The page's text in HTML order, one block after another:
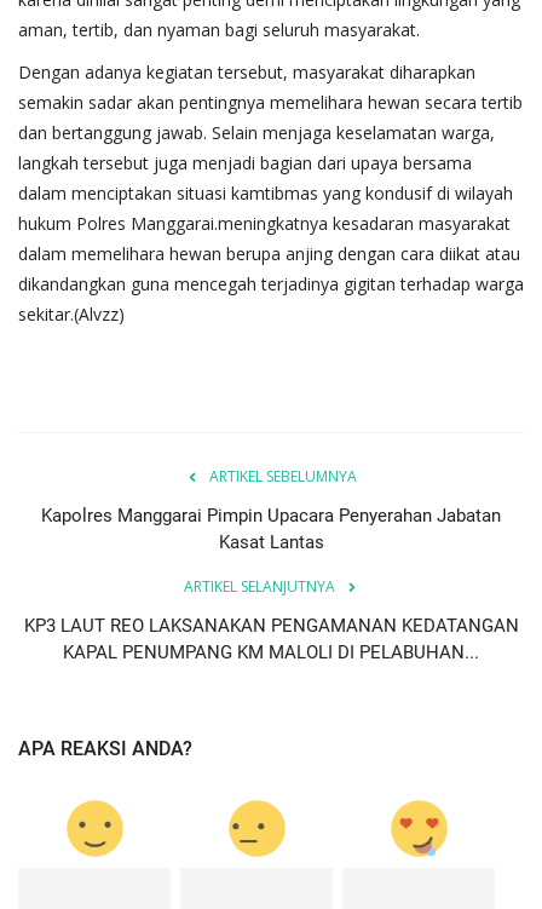
aman, tertib, dan nyaman bagi seluruh masyarakat.
Dengan adanya kegiatan tersebut, masyarakat diharapkan
semakin sadar akan pentingnya memelihara hewan secara tertib
dan bertanggung jawab. Selain menjaga keselamatan warga,
langkah tersebut juga menjadi bagian dari upaya bersama
dalam menciptakan situasi kamtibmas yang kondusif di wilayah
hukum Polres Manggarai.meningkatnya kesadaran masyarakat
dalam memelihara hewan berupa anjing dengan cara diikat atau
dikandangkan guna mencegah terjadinya gigitan terhadap warga
sekitar.(Alvzz)
ARTIKEL SEBELUMNYA
Kapolres Manggarai Pimpin Upacara Penyerahan Jabatan
Kasat Lantas
ARTIKEL SELANJUTNYA
KP3 LAUT REO LAKSANAKAN PENGAMANAN KEDATANGAN
KAPAL PENUMPANG KM MALOLI DI PELABUHAN...
APA REAKSI ANDA?